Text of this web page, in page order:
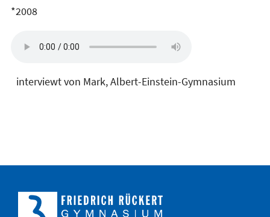
*2008
interviewt von Mark, Albert-Einstein-Gymnasium